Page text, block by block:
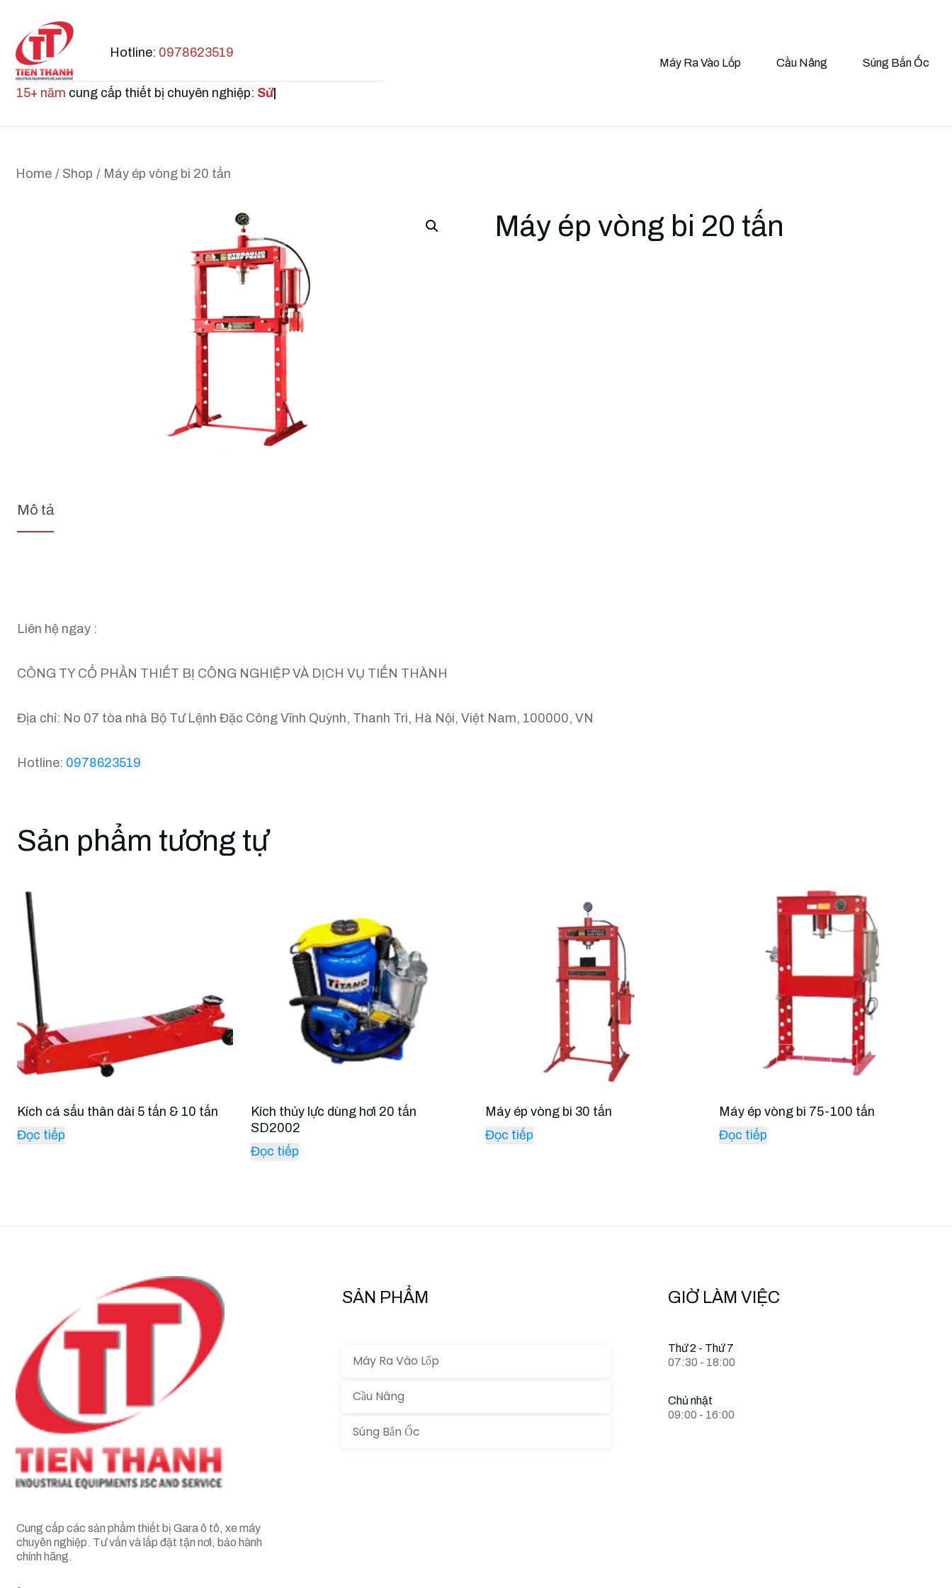
Hotline: 0978623519
15+ năm cung cấp thiết bị chuyên nghiệp: Sửa ch
Máy Ra Vào Lốp Cầu Nâng Súng Bắn Ốc
Home / Shop / Máy ép vòng bi 20 tấn
Máy ép vòng bi 20 tấn
Mô tả
Liên hệ ngay :
CÔNG TY CỔ PHẦN THIẾT BỊ CÔNG NGHIỆP VÀ DỊCH VỤ TIẾN THÀNH
Địa chỉ: No 07 tòa nhà Bộ Tư Lệnh Đặc Công Vĩnh Quỳnh, Thanh Trì, Hà Nội, Việt Nam, 100000, VN
Hotline: 0978623519
Sản phẩm tương tự
Kích cá sấu thân dài 5 tấn & 10 tấn
Đọc tiếp
Kích thủy lực dùng hơi 20 tấn
SD2002
Đọc tiếp
Máy ép vòng bi 30 tấn
Đọc tiếp
Máy ép vòng bi 75-100 tấn
Đọc tiếp
Cung cấp các sản phẩm thiết bị Gara ô tô, xe máy
chuyên nghiệp. Tư vấn và lắp đặt tận nơi, bảo hành
chính hãng.
SẢN PHẨM
Máy Ra Vào Lốp
Cầu Nâng
Súng Bắn Ốc
GIỜ LÀM VIỆC
Thứ 2 - Thứ 7
07:30 - 18:00
Chủ nhật
09:00 - 16:00